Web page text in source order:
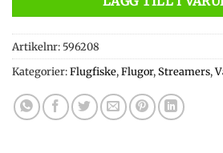
Artikelnr: 596208
Kategorier:Flugfiske,Flugor,Streamers,